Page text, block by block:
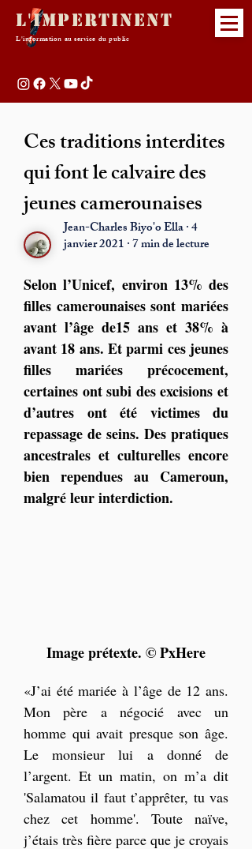
L'Impertinent
L'information au service du public
Ces traditions interdites
qui font le calvaire des
jeunes camerounaises
Jean-Charles Biyo'o Ella · 4
janvier 2021 · 7 min de lecture
Selon l’Unicef, environ 13% des
filles camerounaises sont mariées
avant l’âge de15 ans et 38% à
avant 18 ans. Et parmi ces jeunes
filles mariées précocement,
certaines ont subi des excisions et
d’autres ont été victimes du
repassage de seins. Des pratiques
ancestrales et culturelles encore
bien rependues au Cameroun,
malgré leur interdiction.
Image prétexte. © PxHere
«J’ai été mariée à l’âge de 12 ans.
Mon père a négocié avec un
homme qui avait presque son âge.
Le monsieur lui a donné de
l’argent. Et un matin, on m’a dit
'Salamatou il faut t’apprêter, tu vas
chez cet homme'. Toute naïve,
j’étais très fière parce que je croyais